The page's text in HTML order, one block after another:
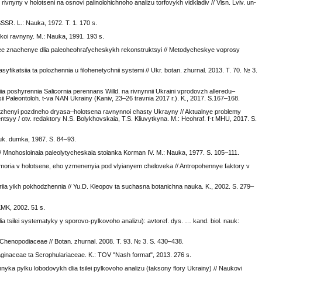
v holotseni na osnovi palinolohichnoho analizu torfovykh vidkladiv // Visn. Lviv. un-
L.: Nauka, 1972. T. 1. 170 s.
ravnyny. M.: Nauka, 1991. 193 s.
znachenye dlia paleoheohrafycheskykh rekonstruktsyi // Metodycheskye voprosy
ta polozhennia u filohenetychnii systemi // Ukr. botan. zhurnal. 2013. T. 70. № 3.
Salicornia perennans Willd. na rivnynnii Ukraini vprodovzh alleredu–
t-va NAN Ukrainy (Kaniv, 23–26 travnia 2017 r.). K., 2017. S.167–168.
pozdneho dryasa–holotsena ravnynnoi chasty Ukrayny // Aktualnye problemy
/ otv. redaktory N.S. Bolykhovskaia, T.S. Kliuvytkyna. M.: Heohraf. f-t MHU, 2017. S.
dumka, 1987. S. 84–93.
paleolytycheskaia stoianka Korman IV. M.: Nauka, 1977. S. 105–111.
v holotsene, eho yzmenenyia pod vlyianyem cheloveka // Antropohennye faktory v
yikh pokhodzhennia // Yu.D. Kleopov ta suchasna botanichna nauka. K., 2002. S. 279–
2002. 51 s.
tsilei systematyky y sporovo-pylkovoho analizu): avtoref. dys. … kand. biol. nauk:
// Botan. zhurnal. 2008. T. 93. № 3. S. 430–438.
ta Scrophulariaceae. K.: TOV "Nash format", 2013. 276 s.
pylku lobodovykh dlia tsilei pylkovoho analizu (taksony flory Ukrainy) // Naukovi